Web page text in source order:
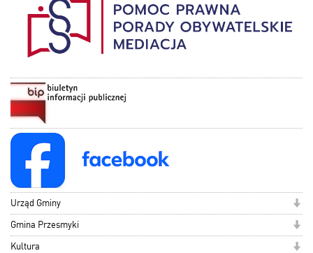
Urząd Gminy
Gmina Przesmyki
Kultura